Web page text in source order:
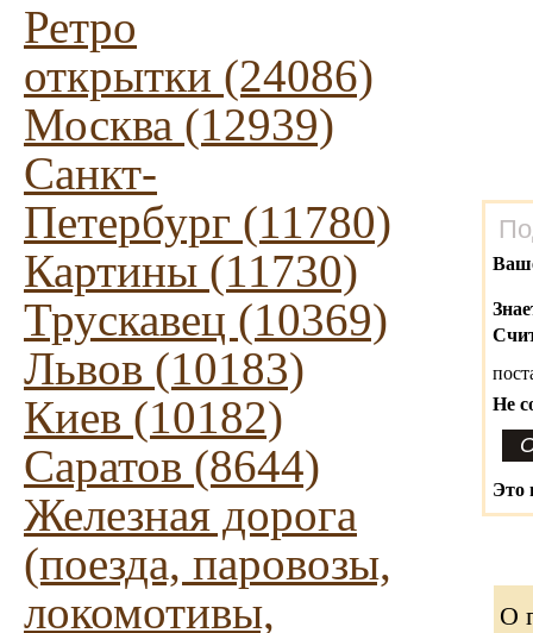
Ретро
открытки (24086)
Москва (12939)
Санкт-
Петербург (11780)
Картины (11730)
Трускавец (10369)
Львов (10183)
Киев (10182)
Саратов (8644)
Железная дорога
(поезда, паровозы,
локомотивы,
Не
Это
О